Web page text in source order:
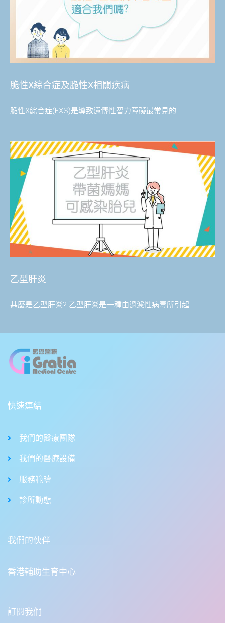
脆性X綜合症及脆性X相關疾病
脆性X綜合症(FXS)是導致遺傳性智力障礙最常見的
乙型肝炎
甚麼是乙型肝炎? 乙型肝炎是一種由過濾性病毒所引起
快速連結
我們的醫療團隊
我們的醫療設備
服務範疇
診所動態
我們的伙伴
香港輔助生育中心
訂閱我們